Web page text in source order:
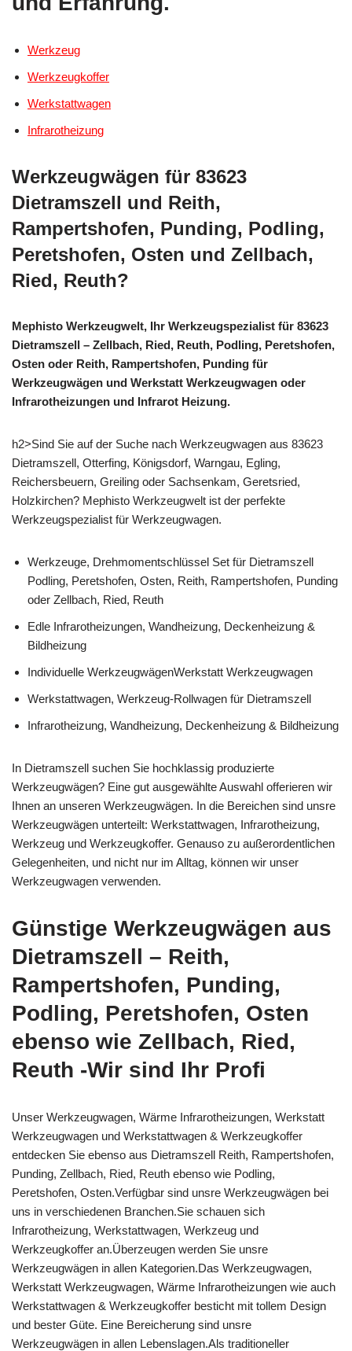
Werkzeug
Werkzeugkoffer
Werkstattwagen
Infrarotheizung
Werkzeugwägen für 83623
Dietramszell und Reith,
Rampertshofen, Punding, Podling,
Peretshofen, Osten und Zellbach,
Ried, Reuth?
Mephisto Werkzeugwelt, Ihr Werkzeugspezialist für 83623
Dietramszell – Zellbach, Ried, Reuth, Podling, Peretshofen,
Osten oder Reith, Rampertshofen, Punding für
Werkzeugwägen und Werkstatt Werkzeugwagen oder
Infrarotheizungen und Infrarot Heizung.
h2>Sind Sie auf der Suche nach Werkzeugwagen aus 83623
Dietramszell, Otterfing, Königsdorf, Warngau, Egling,
Reichersbeuern, Greiling oder Sachsenkam, Geretsried,
Holzkirchen? Mephisto Werkzeugwelt ist der perfekte
Werkzeugspezialist für Werkzeugwagen.
Werkzeuge, Drehmomentschlüssel Set für Dietramszell
Podling, Peretshofen, Osten, Reith, Rampertshofen, Punding
oder Zellbach, Ried, Reuth
Edle Infrarotheizungen, Wandheizung, Deckenheizung &
Bildheizung
Individuelle WerkzeugwägenWerkstatt Werkzeugwagen
Werkstattwagen, Werkzeug-Rollwagen für Dietramszell
Infrarotheizung, Wandheizung, Deckenheizung & Bildheizung
In Dietramszell suchen Sie hochklassig produzierte
Werkzeugwägen? Eine gut ausgewählte Auswahl offerieren wir
Ihnen an unseren Werkzeugwägen. In die Bereichen sind unsre
Werkzeugwägen unterteilt: Werkstattwagen, Infrarotheizung,
Werkzeug und Werkzeugkoffer. Genauso zu außerordentlichen
Gelegenheiten, und nicht nur im Alltag, können wir unser
Werkzeugwagen verwenden.
Günstige Werkzeugwägen aus
Dietramszell – Reith,
Rampertshofen, Punding,
Podling, Peretshofen, Osten
ebenso wie Zellbach, Ried,
Reuth -Wir sind Ihr Profi
Unser Werkzeugwagen, Wärme Infrarotheizungen, Werkstatt
Werkzeugwagen und Werkstattwagen & Werkzeugkoffer
entdecken Sie ebenso aus Dietramszell Reith, Rampertshofen,
Punding, Zellbach, Ried, Reuth ebenso wie Podling,
Peretshofen, Osten.Verfügbar sind unsre Werkzeugwägen bei
uns in verschiedenen Branchen.Sie schauen sich
Infrarotheizung, Werkstattwagen, Werkzeug und
Werkzeugkoffer an.Überzeugen werden Sie unsre
Werkzeugwägen in allen Kategorien.Das Werkzeugwagen,
Werkstatt Werkzeugwagen, Wärme Infrarotheizungen wie auch
Werkstattwagen & Werkzeugkoffer besticht mit tollem Design
und bester Güte. Eine Bereicherung sind unsre
Werkzeugwägen in allen Lebenslagen.Als traditioneller